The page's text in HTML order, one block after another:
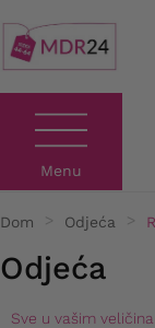
Menu
Dom Odjeća
Odjeća
Sve u vašim